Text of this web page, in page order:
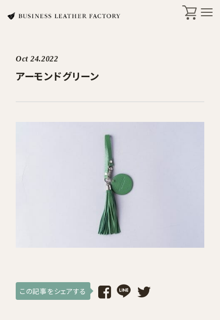
オリジナル刻印・ギフト
お気に入り
Oct 24.2022
アーモンドグリーン
この記事をシェアする